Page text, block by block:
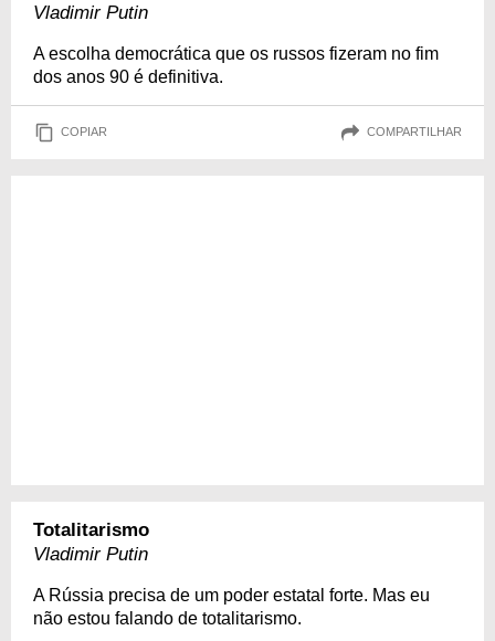
Vladimir Putin
A escolha democrática que os russos fizeram no fim
dos anos 90 é definitiva.
COPIAR COMPARTILHAR
Totalitarismo
Vladimir Putin
A Rússia precisa de um poder estatal forte. Mas eu
não estou falando de totalitarismo.